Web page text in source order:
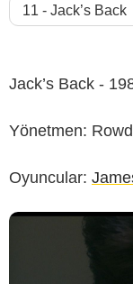
Jack’s Back -
Yönetmen:
Oyuncular: